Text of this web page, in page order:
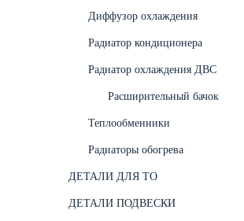
Диффузор охлаждения
Радиатор кондиционера
Радиатор охлаждения ДВС
Расширительный бачок
Теплообменники
Радиаторы обогрева
ДЕТАЛИ ДЛЯ ТО
ДЕТАЛИ ПОДВЕСКИ